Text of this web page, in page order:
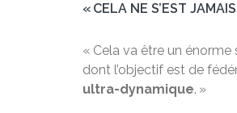
« CELA NE S’EST
« Cela va être un énorme
dont l’objectif est de
ultra-dynamique. »